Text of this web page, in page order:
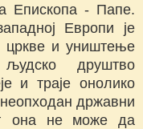
Епископа - Папе.
Европи је
цркве и уништење
друштво
и траје онолико
неопходан државни
она не може да